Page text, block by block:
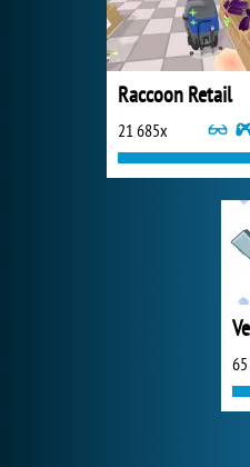
Raccoon Retail
21 685x